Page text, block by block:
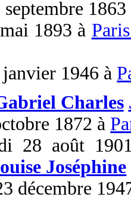
1893 à
1946 à
Charles
1872 à
28 août
Joséphine
décembre